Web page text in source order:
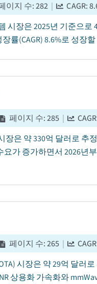
이지 수:282 | CAGR:
시장은 2025년 기준으
률(CAGR) 8.6%로 성장
페이지 수:285 |
장은 약 330억 달러로 추
가 증가하면서 2026년
페이지 수:265 |
시장은 약 29억 달러
상용화 가속화와